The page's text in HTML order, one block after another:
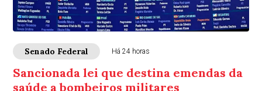
Senado Federal Há 24 horas
Sancionada lei que destina emendas da
saúde a bombeiros militares